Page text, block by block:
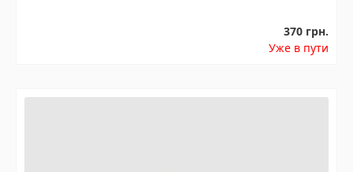
370 грн.
Уже в пути